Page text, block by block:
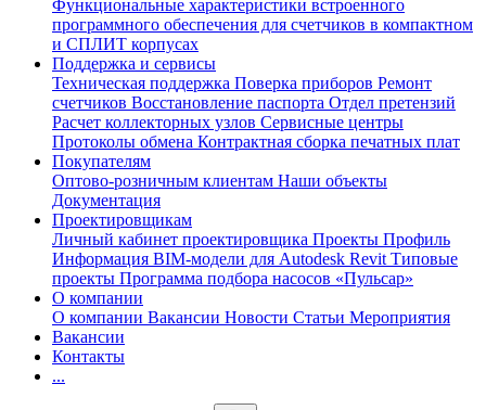
Функциональные характеристики встроенного
программного обеспечения для счетчиков в компактном
и СПЛИТ корпусах
Поддержка и сервисы
Техническая поддержка Поверка приборов Ремонт
счетчиков Восстановление паспорта Отдел претензий
Расчет коллекторных узлов Сервисные центры
Протоколы обмена Контрактная сборка печатных плат
Покупателям
Оптово-розничным клиентам Наши объекты
Документация
Проектировщикам
Личный кабинет проектировщика Проекты Профиль
Информация BIM-модели для Autodesk Revit Типовые
проекты Программа подбора насосов «Пульсар»
О компании
О компании Вакансии Новости Статьи Мероприятия
Вакансии
Контакты
...